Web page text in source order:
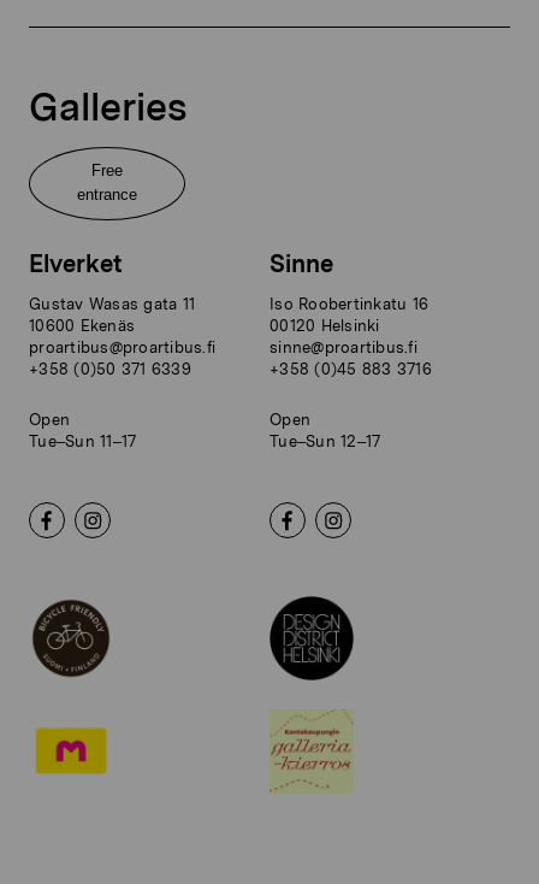
Galleries
Free
entrance
Elverket
Gustav Wasas gata 11
10600 Ekenäs
proartibus@proartibus.fi
+358 (0)50 371 6339
Open
Tue–Sun 11–17
Sinne
Iso Roobertinkatu 16
00120 Helsinki
sinne@proartibus.fi
+358 (0)45 883 3716
Open
Tue–Sun 12–17